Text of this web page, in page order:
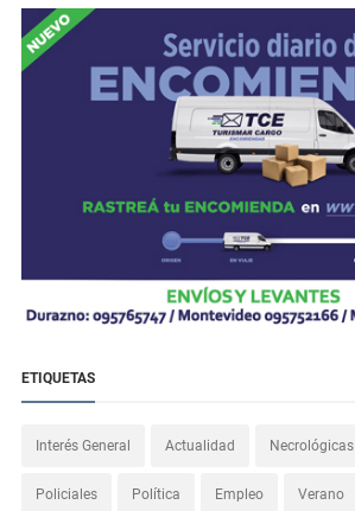
ETIQUETAS
Interés General Actualidad Necrológicas
Policiales Política Empleo Verano